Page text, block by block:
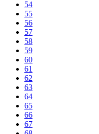
54
55
56
57
58
59
60
61
62
63
64
65
66
67